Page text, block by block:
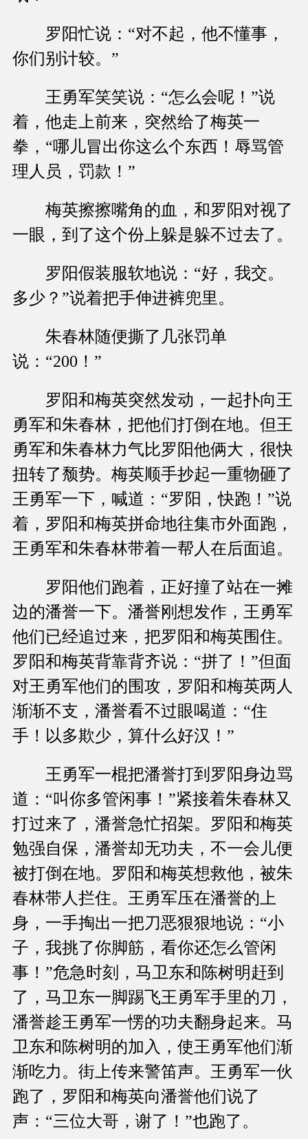
罗阳忙说：“对不起，他不懂事，
你们别计较。”
王勇军笑笑说：“怎么会呢！”说
着，他走上前来，突然给了梅英一
拳，“哪儿冒出你这么个东西！辱骂管
理人员，罚款！”
梅英擦擦嘴角的血，和罗阳对视了
一眼，到了这个份上躲是躲不过去了。
罗阳假装服软地说：“好，我交。
多少？”说着把手伸进裤兜里。
朱春林随便撕了几张罚单
说：“200！”
罗阳和梅英突然发动，一起扑向王
勇军和朱春林，把他们打倒在地。但王
勇军和朱春林力气比罗阳他俩大，很快
扭转了颓势。梅英顺手抄起一重物砸了
王勇军一下，喊道：“罗阳，快跑！”说
着，罗阳和梅英拼命地往集市外面跑，
王勇军和朱春林带着一帮人在后面追。
罗阳他们跑着，正好撞了站在一摊
边的潘誉一下。潘誉刚想发作，王勇军
他们已经追过来，把罗阳和梅英围住。
罗阳和梅英背靠背齐说：“拼了！”但面
对王勇军他们的围攻，罗阳和梅英两人
渐渐不支，潘誉看不过眼喝道：“住
手！以多欺少，算什么好汉！”
王勇军一棍把潘誉打到罗阳身边骂
道：“叫你多管闲事！”紧接着朱春林又
打过来了，潘誉急忙招架。罗阳和梅英
勉强自保，潘誉却无功夫，不一会儿便
被打倒在地。罗阳和梅英想救他，被朱
春林带人拦住。王勇军压在潘誉的上
身，一手掏出一把刀恶狠狠地说：“小
子，我挑了你脚筋，看你还怎么管闲
事！”危急时刻，马卫东和陈树明赶到
了，马卫东一脚踢飞王勇军手里的刀，
潘誉趁王勇军一愣的功夫翻身起来。马
卫东和陈树明的加入，使王勇军他们渐
渐吃力。街上传来警笛声。王勇军一伙
跑了，罗阳和梅英向潘誉他们说了
声：“三位大哥，谢了！”也跑了。